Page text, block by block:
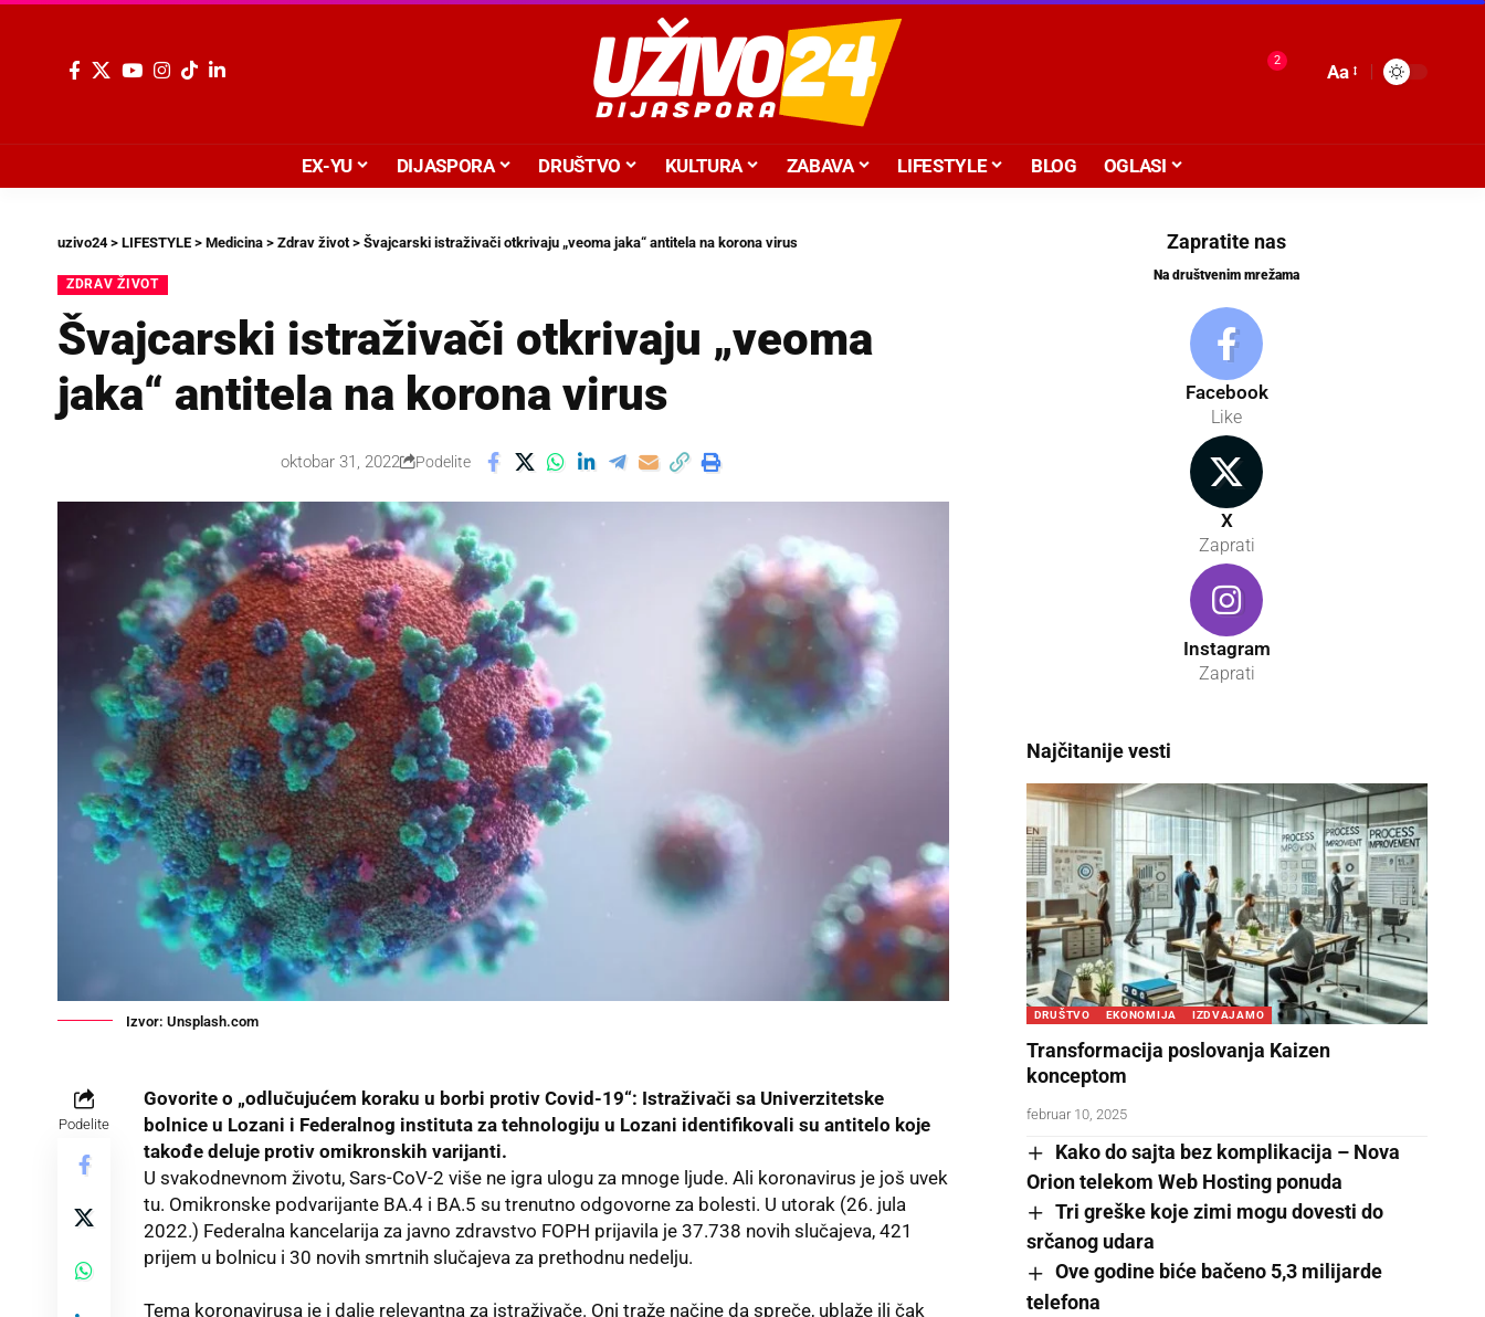
2
Aa
EX-YU DIJASPORA DRUŠTVO KULTURA ZABAVA LIFESTYLE BLOG OGLASI
uzivo24> LIFESTYLE > Medicina > Zdrav život> Švajcarski istraživači otkrivaju „veoma jaka“ antitela na korona virus
ZDRAV ŽIVOT
Švajcarski istraživači otkrivaju „veoma
jaka“ antitela na korona virus
oktobar 31, 2022 Podelite
Izvor: Unsplash.com
Podelite
Govorite o „odlučujućem koraku u borbi protiv Covid-19“: Istraživači sa Univerzitetske
bolnice u Lozani i Federalnog instituta za tehnologiju u Lozani identifikovali su antitelo koje
takođe deluje protiv omikronskih varijanti.
U svakodnevnom životu, Sars-CoV-2 više ne igra ulogu za mnoge ljude. Ali koronavirus je još uvek
tu. Omikronske podvarijante BA.4 i BA.5 su trenutno odgovorne za bolesti. U utorak (26. jula
2022.) Federalna kancelarija za javno zdravstvo FOPH prijavila je 37.738 novih slučajeva, 421
prijem u bolnicu i 30 novih smrtnih slučajeva za prethodnu nedelju.
Tema koronavirusa je i dalje relevantna za istraživače. Oni traže načine da spreče, ublaže ili čak
Zapratite nas
Na društvenim mrežama
Facebook
Like
X
Zaprati
Instagram
Zaprati
Najčitanije vesti
DRUŠTVO EKONOMIJA IZDVAJAMO
Transformacija poslovanja Kaizen
konceptom
februar 10, 2025
Kako do sajta bez komplikacija – Nova
Orion telekom Web Hosting ponuda
Tri greške koje zimi mogu dovesti do
srčanog udara
Ove godine biće bačeno 5,3 milijarde
telefona